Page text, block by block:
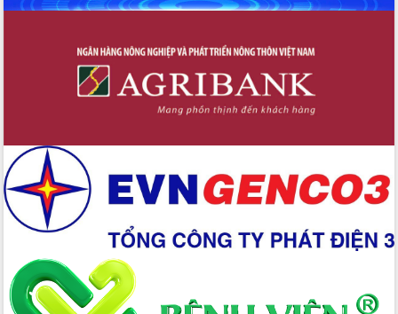
Kỳ họp Chuyên đề lần thứ Năm, HĐND
Thống nhất danh sách giới thiệu ứng
cử đại biểu Quốc hội khoá XVI và đại
biểu HĐND tỉnh Đắk Lắk, nhiệm kỳ
Phát động hai phong trào thi đua quan
trọng trong kỷ nguyên mới
Hội nghị lần thứ tư Ban Chỉ đạo công
tác bầu cử tỉnh Đắk Lắk
Hội nghị Báo cáo viên Trung ương
Phó Thủ tướng Hồ Quốc Dũng đánh giá
cao kết quả Chiến dịch Quang Trung
tại Đắk Lắk